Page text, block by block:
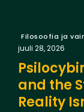
Filosoofia ja
juuli 28, 2026
and the
Reality